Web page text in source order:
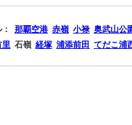
那覇空港 赤嶺 小禄 奥武山公
里 石嶺 経塚 浦添前田 てだこ浦